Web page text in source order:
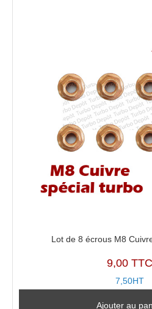
Lot de 8 écrous M8
9,00 TTC
7,50HT
Ajouter au